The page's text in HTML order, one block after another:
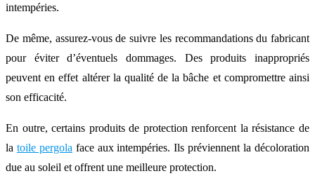
intempéries.
De même, assurez-vous de suivre les recommandations du fabricant
pour éviter d’éventuels dommages. Des produits inappropriés
peuvent en effet altérer la qualité de la bâche et compromettre ainsi
son efficacité.
En outre, certains produits de protection renforcent la résistance de
la toile pergola face aux intempéries. Ils préviennent la décoloration
due au soleil et offrent une meilleure protection.